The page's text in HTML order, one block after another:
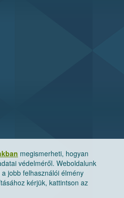
megismerheti, hogyan
védelméről. Weboldalunk
jobb felhasználói élmény
kérjük, kattintson az